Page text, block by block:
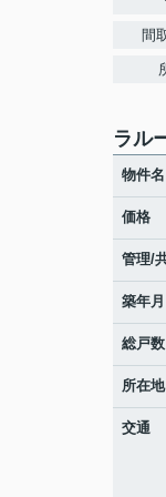
間
ラル
物件名
価格
管理/
築年月
総戸数
所在地
交通